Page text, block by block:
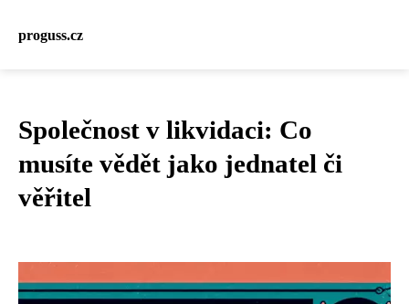
proguss.cz
Společnost v likvidaci: Co
musíte vědět jako jednatel či
věřitel